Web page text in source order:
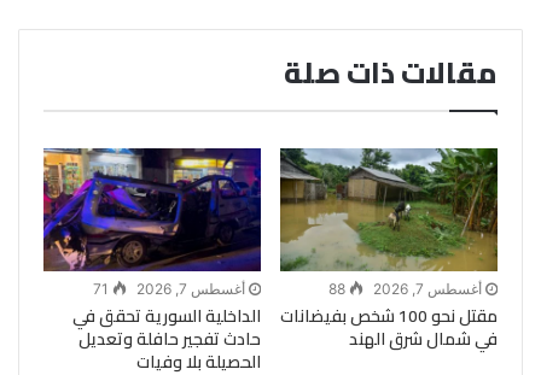
مقالات ذات صلة
أغسطس 7, 2026 88
مقتل نحو 100 شخص بفيضانات
في شمال شرق الهند
أغسطس 7, 2026 71
الداخلية السورية تحقق في
حادث تفجير حافلة وتعديل
الحصيلة بلا وفيات